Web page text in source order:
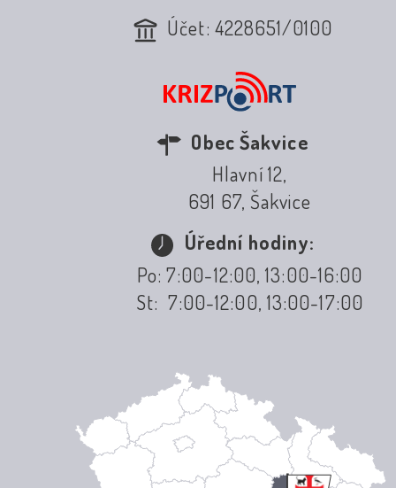
Účet: 4228651/0100
Obec Šakvice
Hlavní 12,
691 67, Šakvice
Úřední hodiny:
Po: 7:00-12:00, 13:00-16:00
St: 7:00-12:00, 13:00-17:00